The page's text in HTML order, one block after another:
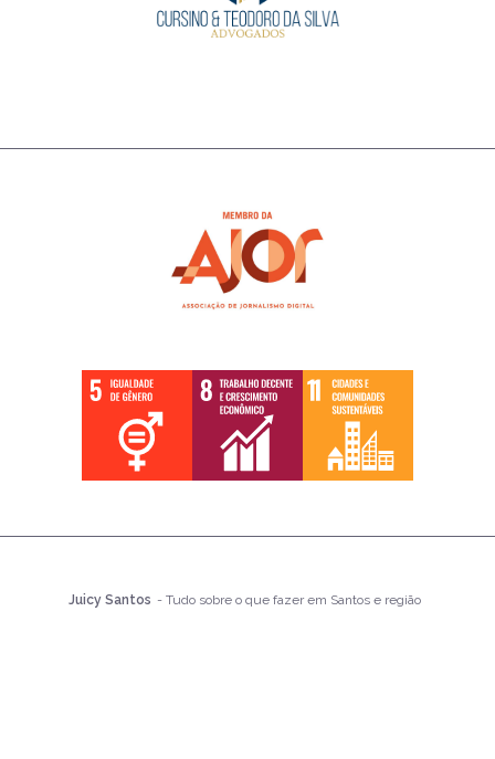
Juicy Santos - Tudo sobre o que fazer em Santos e região